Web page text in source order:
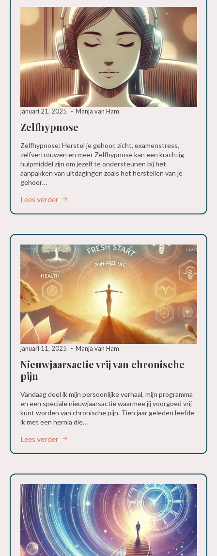
Zelfhypnose
januari 21, 2025 Manja van Ham
Zelfhypnose: Herstel je gehoor, zicht, examenstress,
zelfvertrouwen en meer Zelfhypnose kan een krachtig
hulpmiddel zijn om jezelf te ondersteunen bij het
aanpakken van uitdagingen zoals het herstellen van je
gehoor…
Lees verder
Nieuwjaarsactie vrij van chronische
pijn
januari 11, 2025 Manja van Ham
Vandaag deel ik mijn persoonlijke verhaal, mijn programma
en een speciale nieuwjaarsactie waarmee jij voorgoed vrij
kunt worden van chronische pijn. Tien jaar geleden leefde
ik met een hernia die…
Lees verder